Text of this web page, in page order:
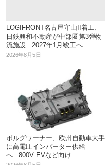
LOGIFRONT名古屋守山II着工、
日鉄興和不動産が中部圏第3弾物
流施設...2027年1月竣工へ
2026年8月5日
ボルグワーナー、欧州自動車大手
に高電圧インバーター供給
へ...800V EVなど向け